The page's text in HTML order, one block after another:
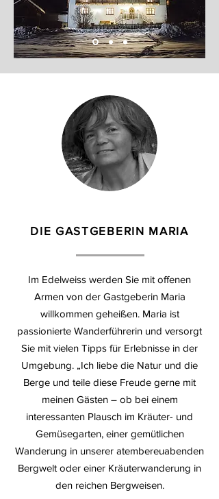
DIE GASTGEBERIN MARIA
Im Edelweiss werden Sie mit offenen
Armen von der Gastgeberin Maria
willkommen geheißen. Maria ist
passionierte Wanderführerin und versorgt
Sie mit vielen Tipps für Erlebnisse in der
Umgebung. „Ich liebe die Natur und die
Berge und teile diese Freude gerne mit
meinen Gästen – ob bei einem
interessanten Plausch im Kräuter- und
Gemüsegarten, einer gemütlichen
Wanderung in unserer atembereuabenden
Bergwelt oder einer Kräuterwanderung in
den reichen Bergweisen.